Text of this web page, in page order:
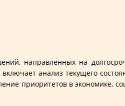
направленных на
анализ текущего
приоритетов в экономике,